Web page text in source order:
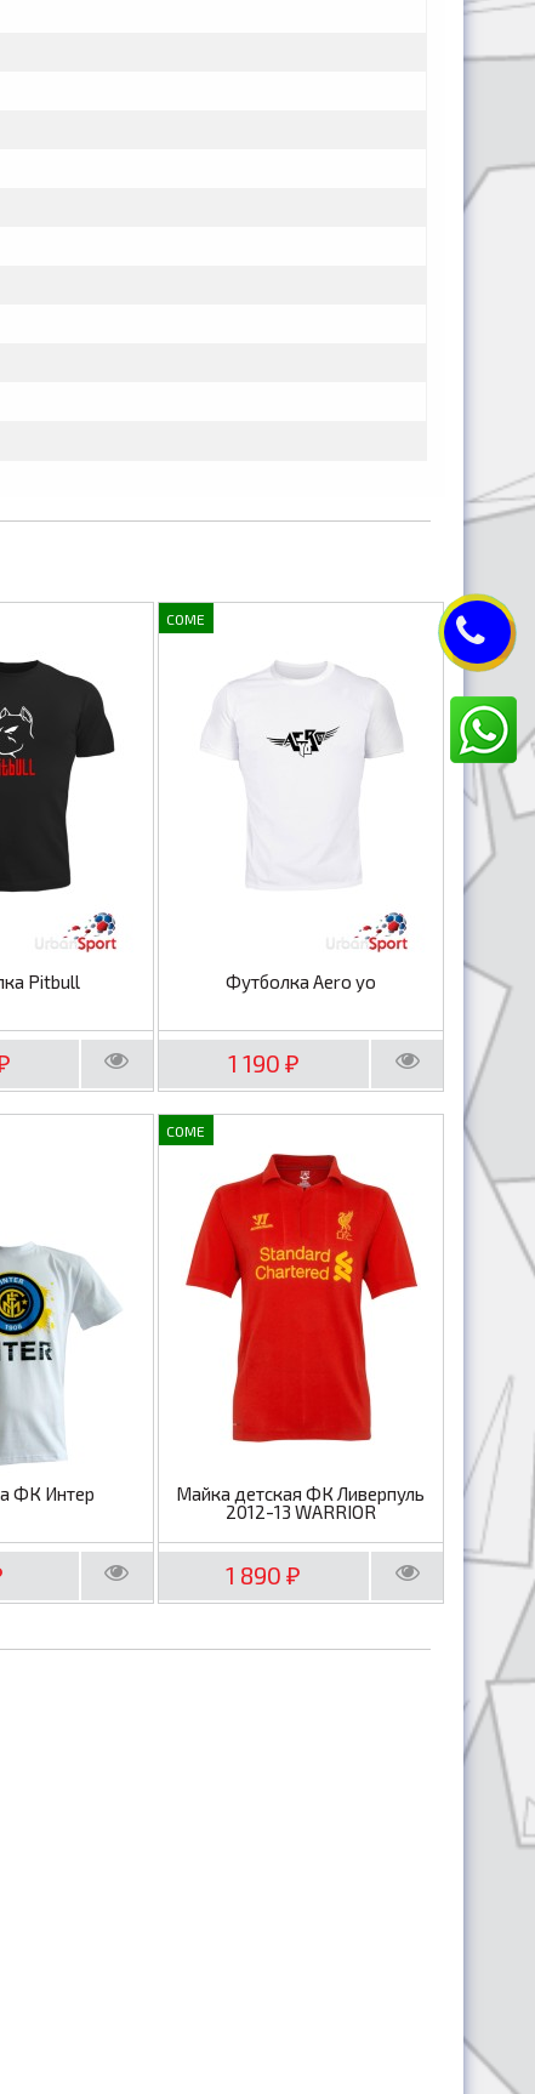
Pitbull
COME
Футболка Aero yo
1 190 ₽
ФК Интер
COME
Майка детская ФК Ливерпуль
2012-13 WARRIOR
1 890₽